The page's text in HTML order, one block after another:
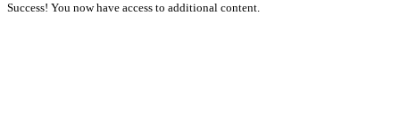
Success! You now have access to additional content.